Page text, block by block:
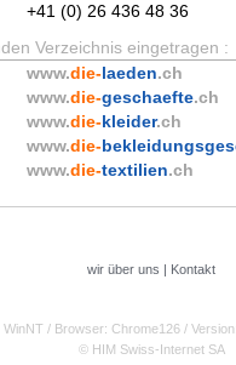
+41 (0) 26 436 48 36
Verzeichnis eingetragen :
www.die-laeden.ch
www.die-geschaefte.ch
www.die-kleider.ch
www.die-
www.die-textilien.ch
wir über uns | Kontakt
WinNT / Browser: Chrome126 /
© HIM Swiss-Internet SA